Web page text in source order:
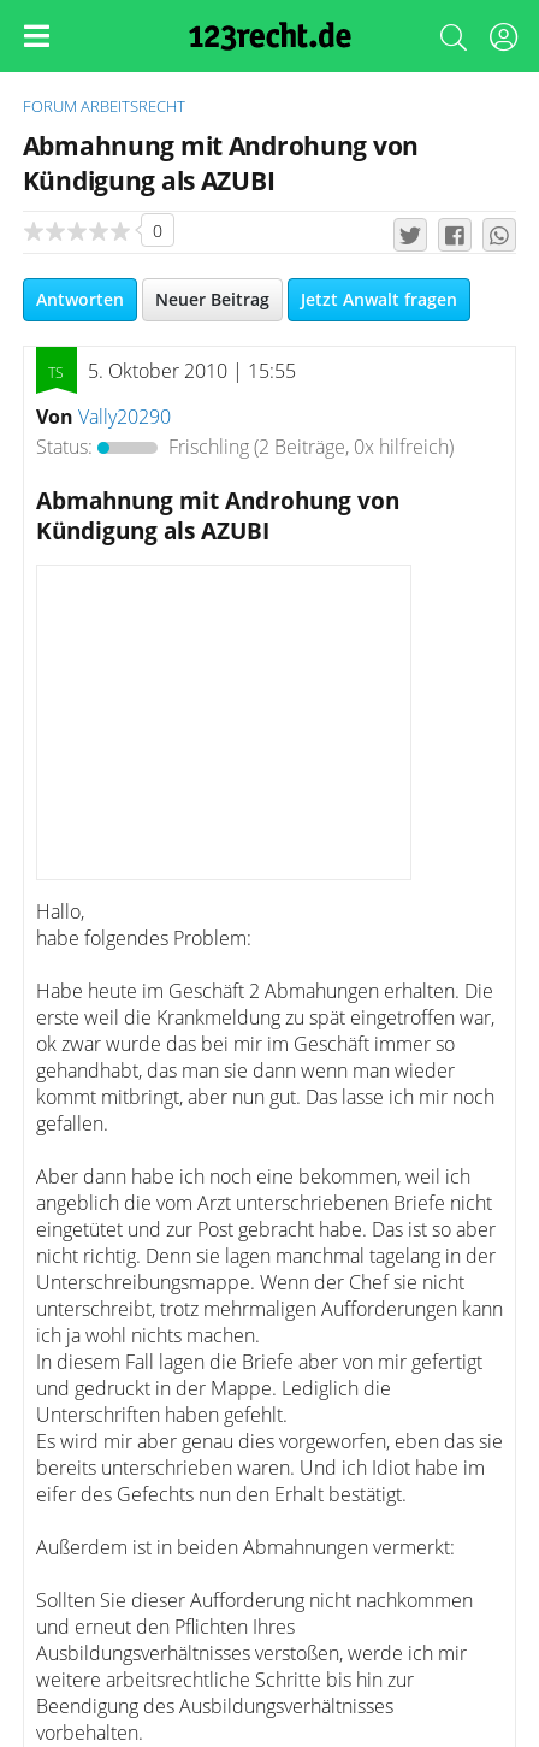
FORUM ARBEITSRECHT
Abmahnung mit Androhung von
Kündigung als AZUBI
0
Antworten Neuer Beitrag Jetzt Anwalt fragen
5. Oktober 2010 | 15:55
Von Vally20290
Status:
Frischling(2 Beiträge, 0x hilfreich)
Abmahnung mit Androhung von
Kündigung als AZUBI
Hallo,
habe folgendes Problem:
Habe heute im Geschäft 2 Abmahungen erhalten. Die
erste weil die Krankmeldung zu spät eingetroffen war,
ok zwar wurde das bei mir im Geschäft immer so
gehandhabt, das man sie dann wenn man wieder
kommt mitbringt, aber nun gut. Das lasse ich mir noch
gefallen.
Aber dann habe ich noch eine bekommen, weil ich
angeblich die vom Arzt unterschriebenen Briefe nicht
eingetütet und zur Post gebracht habe. Das ist so aber
nicht richtig. Denn sie lagen manchmal tagelang in der
Unterschreibungsmappe. Wenn der Chef sie nicht
unterschreibt, trotz mehrmaligen Aufforderungen kann
ich ja wohl nichts machen.
In diesem Fall lagen die Briefe aber von mir gefertigt
und gedruckt in der Mappe. Lediglich die
Unterschriften haben gefehlt.
Es wird mir aber genau dies vorgeworfen, eben das sie
bereits unterschrieben waren. Und ich Idiot habe im
eifer des Gefechts nun den Erhalt bestätigt.
Außerdem ist in beiden Abmahnungen vermerkt:
Sollten Sie dieser Aufforderung nicht nachkommen
und erneut den Pflichten Ihres
Ausbildungsverhältnisses verstoßen, werde ich mir
weitere arbeitsrechtliche Schritte bis hin zur
Beendigung des Ausbildungsverhältnisses
vorbehalten.